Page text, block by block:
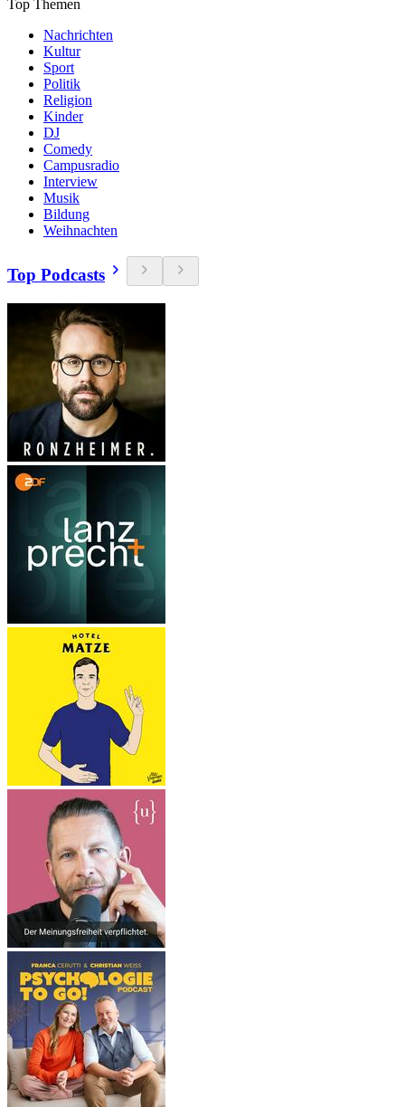
Top Themen
Nachrichten
Kultur
Sport
Politik
Religion
Kinder
DJ
Comedy
Campusradio
Interview
Musik
Bildung
Weihnachten
Top Podcasts